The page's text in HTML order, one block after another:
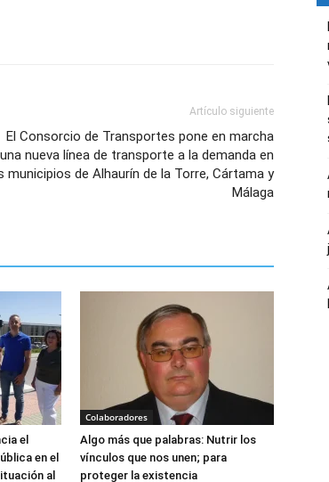
Artículo siguiente
El Consorcio de Transportes pone en marcha
una nueva línea de transporte a la demanda en
municipios de Alhaurín de la Torre, Cártama y
Málaga
el
en el
al
Colaboradores
Algo más que palabras: Nutrir los
vínculos que nos unen; para
proteger la existencia